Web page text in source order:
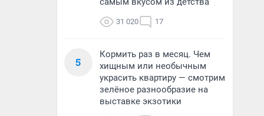
31 020 17
5
Кормить раз в месяц. Чем
хищным или необычным
украсить квартиру — смотрим
зелёное разнообразие на
выставке экзотики